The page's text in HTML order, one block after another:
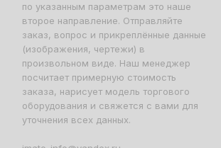
по указанным параметрам это наше
второе направление. Отправляйте
заказ, вопрос и прикреплённые данные
(изображения, чертежи) в
произвольном виде. Наш менеджер
посчитает примерную стоимость
заказа, нарисует модель торгового
оборудования и свяжется с вами для
уточнения всех данных.